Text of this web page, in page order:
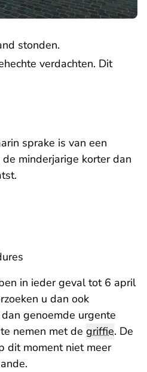
stonden.
verdachten. Dit
sprake is van een
minderjarige korter dan
in ieder geval tot 6 april
u dan ook
genoemde urgente
nemen met de griffie. De
dit moment niet meer